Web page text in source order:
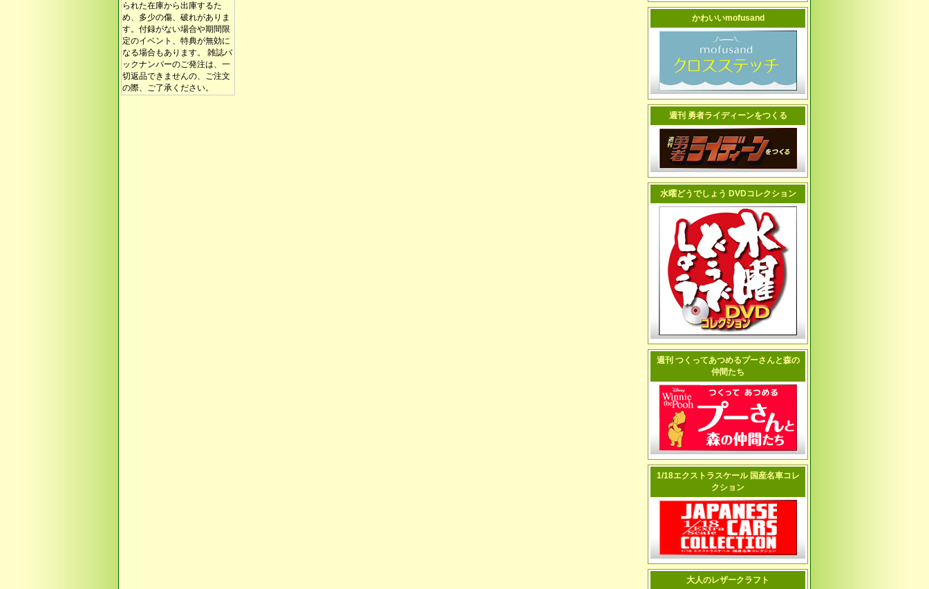
られた在庫から出庫するた
め、多少の傷、破れがありま
す。付録がない場合や期間限
定のイベント、特典が無効に
なる場合もあります。 雑誌バ
ックナンバーのご発注は、一
切返品できませんの、ご注文
の際、ご了承ください。
かわいいmofusand
週刊 勇者ライディーンをつくる
水曜どうでしょう DVDコレクション
週刊 つくってあつめるプーさんと森の
仲間たち
1/18エクストラスケール 国産名車コレ
クション
大人のレザークラフト